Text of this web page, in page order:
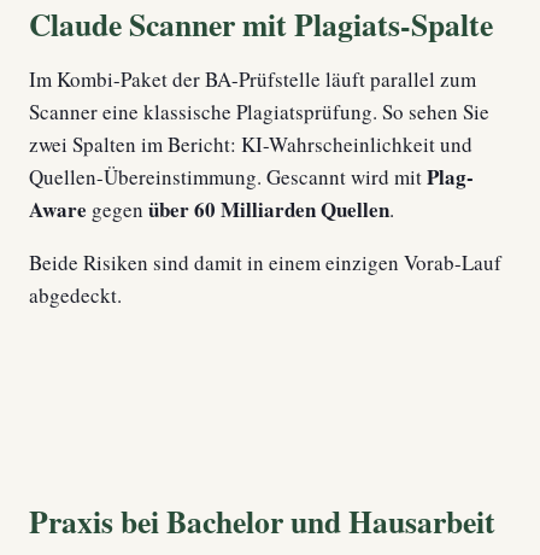
Claude Scanner mit Plagiats-Spalte
Im Kombi-Paket der BA-Prüfstelle läuft parallel zum
Scanner eine klassische Plagiatsprüfung. So sehen Sie
zwei Spalten im Bericht: KI-Wahrscheinlichkeit und
Quellen-Übereinstimmung. Gescannt wird mitPlag-
Aware gegen über 60 Milliarden Quellen.
Beide Risiken sind damit in einem einzigen Vorab-Lauf
abgedeckt.
Praxis bei Bachelor und Hausarbeit